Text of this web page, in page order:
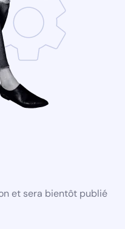
et sera bientôt publié